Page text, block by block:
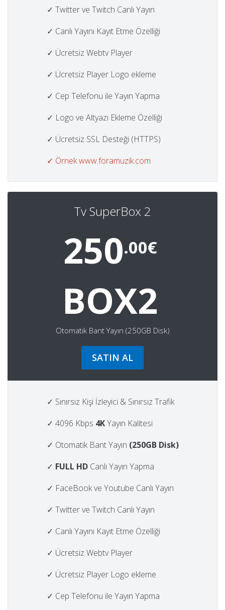
✓ Twitter ve Twitch Canlı Yayın
✓ Canlı Yayını Kayıt Etme Özelliği
✓ Ücretsiz Webtv Player
✓ Ücretsiz Player Logo ekleme
✓ Cep Telefonu ile Yayın Yapma
✓ Logo ve Altyazı Ekleme Özelliği
✓ Ücretsiz SSL Desteği (HTTPS)
✓ Örnek www.foramuzik.com
Tv SuperBox 2
250.00€
BOX2
Otomatik Bant Yayın (250GB Disk)
SATIN AL
✓ Sınırsız Kişi İzleyici & Sınırsız Trafik
✓ 4096 Kbps 4KYayın Kalitesi
✓ Otomatik Bant Yayın (250GB Disk)
✓ FULL HD Canlı Yayın Yapma
✓ FaceBook ve Youtube Canlı Yayın
✓ Twitter ve Twitch Canlı Yayın
✓ Canlı Yayını Kayıt Etme Özelliği
✓ Ücretsiz Webtv Player
✓ Ücretsiz Player Logo ekleme
✓ Cep Telefonu ile Yayın Yapma